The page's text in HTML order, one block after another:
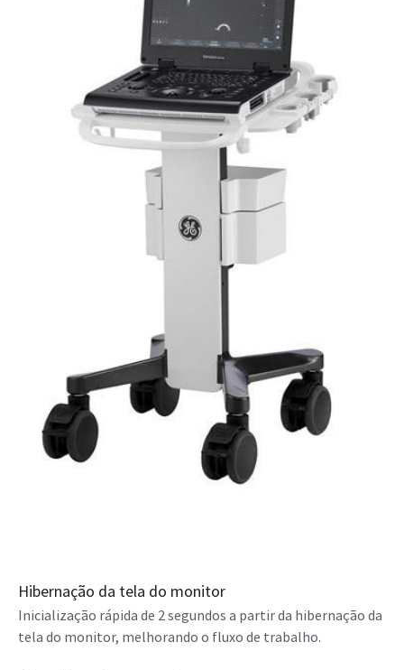
Hibernação da tela do monitor
Inicialização rápida de 2 segundos a partir da hibernação da
tela do monitor, melhorando o fluxo de trabalho.